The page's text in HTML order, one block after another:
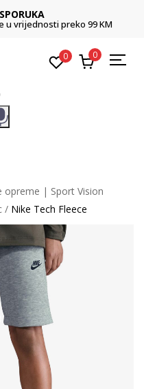
u vrijednosti preko 99 KM
0 0
opreme | Sport Vision
Nike Tech Fleece